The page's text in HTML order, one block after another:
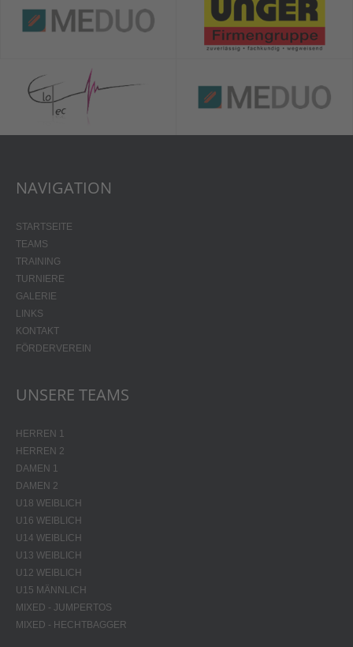
NAVIGATION
STARTSEITE
TEAMS
TRAINING
TURNIERE
GALERIE
LINKS
KONTAKT
FÖRDERVEREIN
UNSERE TEAMS
HERREN 1
HERREN 2
DAMEN 1
DAMEN 2
U18 WEIBLICH
U16 WEIBLICH
U14 WEIBLICH
U13 WEIBLICH
U12 WEIBLICH
U15 MÄNNLICH
MIXED - JUMPERTOS
MIXED - HECHTBAGGER